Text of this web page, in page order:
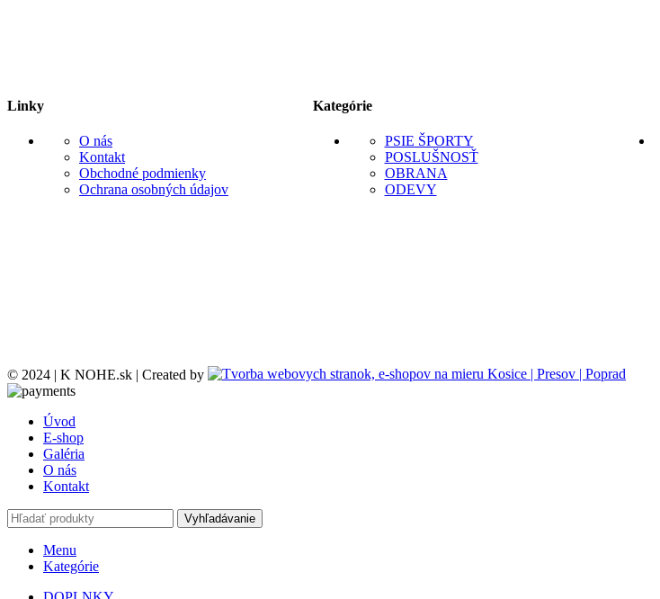
Linky
O nás
Kontakt
Obchodné podmienky
Ochrana osobných údajov
Kategórie
PSIE ŠPORTY
POSLUŠNOSŤ
OBRANA
ODEVY
© 2024 | K NOHE.sk | Created by
Úvod
E-shop
Galéria
O nás
Kontakt
Vyhľadávanie
Menu
Kategórie